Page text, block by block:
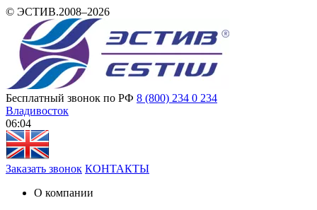
© ЭСТИВ.2008–2026
Бесплатный звонок по РФ 8 (800) 234 0 234
Владивосток
06:04
Заказать звонок КОНТАКТЫ
О компании